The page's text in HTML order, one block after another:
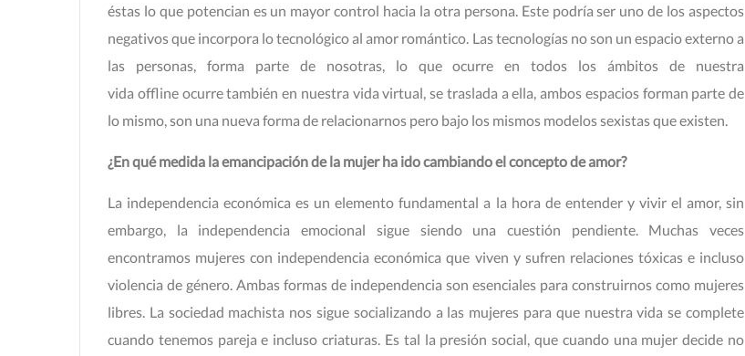
éstas lo que potencian es un mayor control hacia la otra persona. Este podría ser uno de los aspectos
negativos que incorpora lo tecnológico al amor romántico. Las tecnologías no son un espacio externo a
las personas, forma parte de nosotras, lo que ocurre en todos los ámbitos de nuestra
vida offline ocurre también en nuestra vida virtual, se traslada a ella, ambos espacios forman parte de
lo mismo, son una nueva forma de relacionarnos pero bajo los mismos modelos sexistas que existen.
¿En qué medida la emancipación de la mujer ha ido cambiando el concepto de amor?
La independencia económica es un elemento fundamental a la hora de entender y vivir el amor, sin
embargo, la independencia emocional sigue siendo una cuestión pendiente. Muchas veces
encontramos mujeres con independencia económica que viven y sufren relaciones tóxicas e incluso
violencia de género. Ambas formas de independencia son esenciales para construirnos como mujeres
libres. La sociedad machista nos sigue socializando a las mujeres para que nuestra vida se complete
cuando tenemos pareja e incluso criaturas. Es tal la presión social, que cuando una mujer decide no